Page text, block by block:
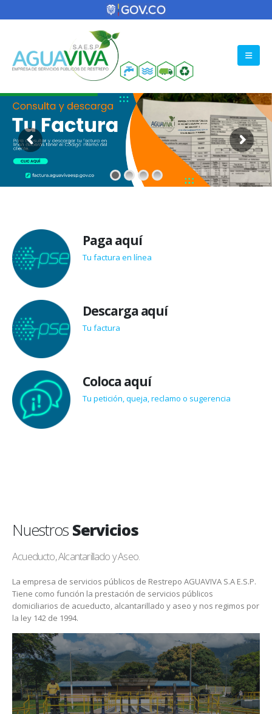
Paga aquí
Tu factura en línea
Descarga aquí
Tu factura
Coloca aquí
Tu petición, queja, reclamo o sugerencia
Nuestros Servicios
Acueducto, Alcantarillado y Aseo.
La empresa de servicios públicos de Restrepo AGUAVIVA S.A E.S.P.
Tiene como función la prestación de servicios públicos
domiciliarios de acueducto, alcantarillado y aseo y nos regimos por
la ley 142 de 1994.